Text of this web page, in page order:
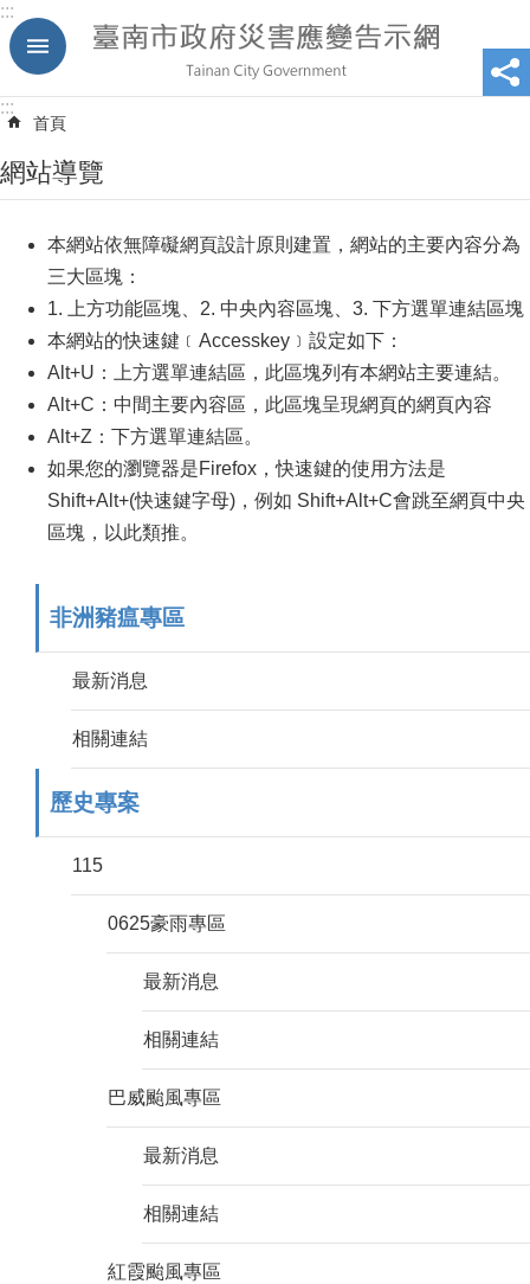
跳到主要內容區塊
:::
:::
首頁
網站導覽
本網站依無障礙網頁設計原則建置，網站的主要內容分為
三大區塊：
1. 上方功能區塊、2. 中央內容區塊、3. 下方選單連結區塊
本網站的快速鍵﹝Accesskey﹞設定如下：
Alt+U：上方選單連結區，此區塊列有本網站主要連結。
Alt+C：中間主要內容區，此區塊呈現網頁的網頁內容
Alt+Z：下方選單連結區。
如果您的瀏覽器是Firefox，快速鍵的使用方法是
Shift+Alt+(快速鍵字母)，例如 Shift+Alt+C會跳至網頁中央
區塊，以此類推。
非洲豬瘟專區
最新消息
相關連結
歷史專案
115
0625豪雨專區
最新消息
相關連結
巴威颱風專區
最新消息
相關連結
紅霞颱風專區